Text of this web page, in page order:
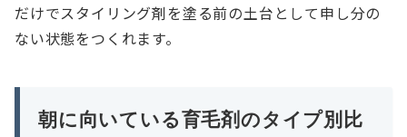
だけでスタイリング剤を塗る前の土台として申し分の
ない状態をつくれます。
朝に向いている育毛剤のタイプ別比